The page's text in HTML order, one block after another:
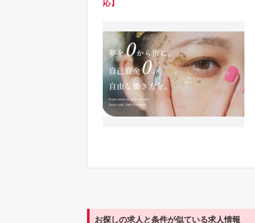
応】
お探しの求人と条件が似ている求人情報